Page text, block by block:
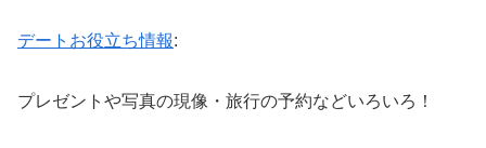
デートお役立ち情報:
プレゼントや写真の現像・旅行の予約などいろいろ！